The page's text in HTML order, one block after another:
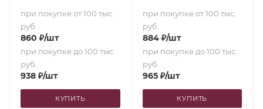
при покупке от 100 тыс.
руб.
860 ₽/шт
при покупке до 100 тыс.
руб.
938 ₽/шт
КУПИТЬ
при покупке от 100 тыс.
руб.
884₽/шт
при покупке до 100 тыс.
руб.
965₽/шт
КУПИТЬ